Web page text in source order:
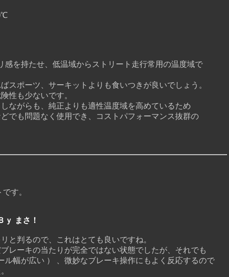
持たせ、低温域からストリート走行常用の温度域で
ーツ、サーキットよりも食いつきが良いでしょう。
も少ないです。
がらも、純正よりも適性温度域を高めているため
も問題なく使用でき、コストパフォーマンス抜群の
す。
まさ！
判るので、これはとても良いですね。
ーキの当たりが完全ではない状態でしたが、それでも
幅が広い ） 、微妙なブレーキ操作にもよく反応するので